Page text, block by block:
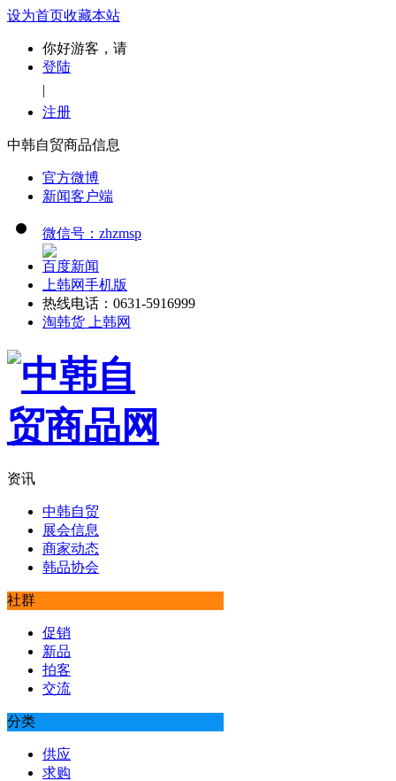
设为首页收藏本站
你好游客，请
登陆
|
注册
中韩自贸商品信息
官方微博
新闻客户端
微信号：zhzmsp
百度新闻
上韩网手机版
热线电话：0631-5916999
淘韩货 上韩网
资讯
中韩自贸
展会信息
商家动态
韩品协会
社群
促销
新品
拍客
交流
分类
供应
求购